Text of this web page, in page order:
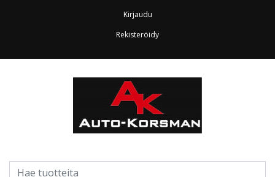
Kirjaudu
Rekisteröidy